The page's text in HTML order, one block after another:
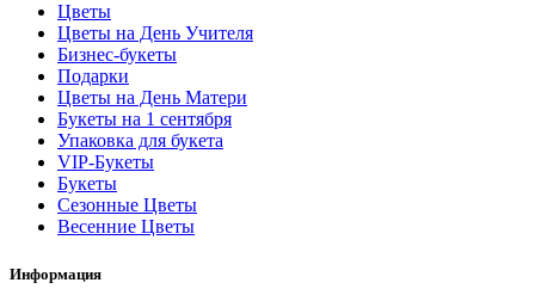
Цветы
Цветы на День Учителя
Бизнес-букеты
Подарки
Цветы на День Матери
Букеты на 1 сентября
Упаковка для букета
VIP-Букеты
Букеты
Сезонные Цветы
Весенние Цветы
Информация